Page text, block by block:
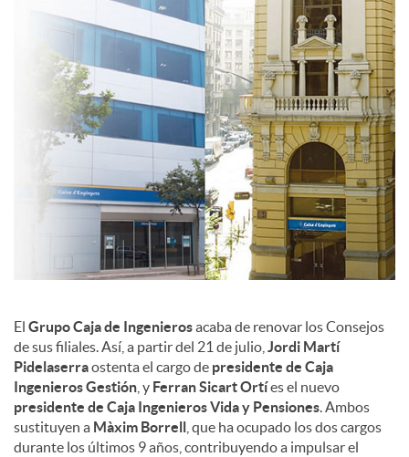
t
e
n
El Grupo Caja de Ingenierosacaba de renovar los Consejos
de sus filiales. Así, a partir del 21 de julio, Jordi Martí
Pidelaserraostenta el cargo de presidente de Caja
Ingenieros Gestión , y Ferran SicartOrtíes el nuevo
presidente de Caja Ingenieros Vida y Pensiones. Ambos
sustituyen a Màxim Borrell , que ha ocupado los dos cargos
durante los últimos 9 años, contribuyendo a impulsar el